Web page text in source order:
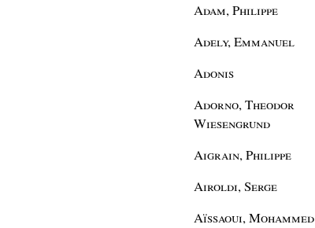
Adam, Philippe
Adely, Emmanuel
Adonis
Adorno, Theodor
Wiesengrund
Aigrain, Philippe
Airoldi, Serge
Aïssaoui, Mohammed